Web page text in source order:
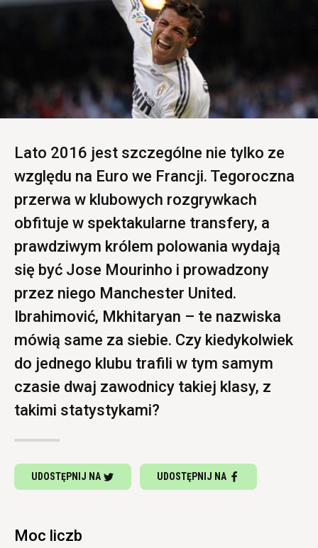
Lato 2016 jest szczególne nie tylko ze
względu na Euro we Francji. Tegoroczna
przerwa w klubowych rozgrywkach
obfituje w spektakularne transfery, a
prawdziwym królem polowania wydają
się być Jose Mourinho i prowadzony
przez niego Manchester United.
Ibrahimović, Mkhitaryan – te nazwiska
mówią same za siebie. Czy kiedykolwiek
do jednego klubu trafili w tym samym
czasie dwaj zawodnicy takiej klasy, z
takimi statystykami?
UDOSTĘPNIJ NA UDOSTĘPNIJ NA
Moc liczb